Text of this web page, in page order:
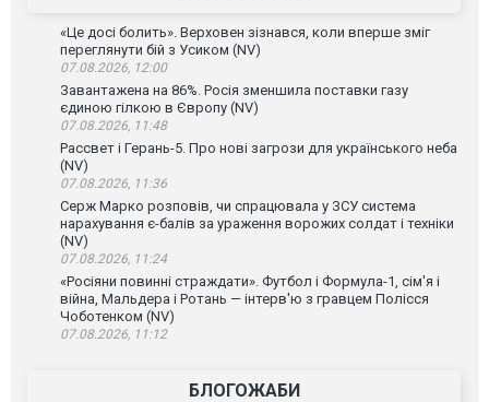
«Це досі болить». Верховен зізнався, коли вперше зміг
переглянути бій з Усиком (NV)
07.08.2026, 12:00
Завантажена на 86%. Росія зменшила поставки газу
єдиною гілкою в Європу (NV)
07.08.2026, 11:48
Рассвет і Герань-5. Про нові загрози для українського неба
(NV)
07.08.2026, 11:36
Серж Марко розповів, чи спрацювала у ЗСУ система
нарахування є-балів за ураження ворожих солдат і техніки
(NV)
07.08.2026, 11:24
«Росіяни повинні страждати». Футбол і Формула-1, сім'я і
війна, Мальдера і Ротань — інтерв'ю з гравцем Полісся
Чоботенком (NV)
07.08.2026, 11:12
БЛОГОЖАБИ